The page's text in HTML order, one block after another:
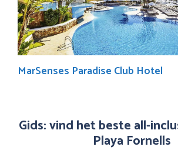
MarSenses Paradise Club Hotel
Gids: vind het beste all-
Playa Fornells